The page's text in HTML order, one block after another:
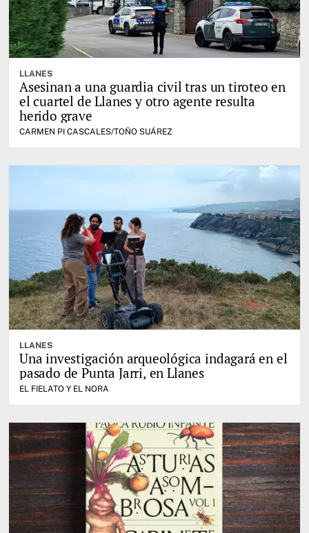
LLANES
Asesinan a una guardia civil tras un tiroteo en
el cuartel de Llanes y otro agente resulta
herido grave
CARMEN PI CASCALES/TOÑO SUÁREZ
LLANES
Una investigación arqueológica indagará en el
pasado de Punta Jarri, en Llanes
EL FIELATO Y EL NORA